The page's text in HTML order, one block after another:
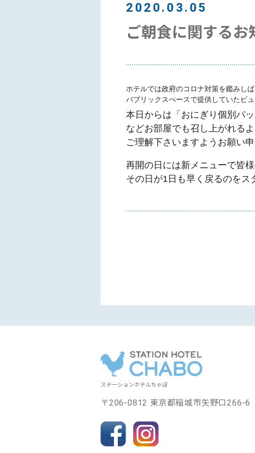
2020.03.05
ご朝食に関するお
ホテルでは政府のコロナ対策を鑑みし
パブリックスぺースで提供していたビ
本日からは「おにぎり個別パ
などお部屋でも召し上がれる
ご理解下さいますようお願い申
再開の日には新メニューで皆
その日が1日も早く戻るのをス
ステーションホテルちゃぼ
〒206-0812 東京都稲城市矢野口266-6